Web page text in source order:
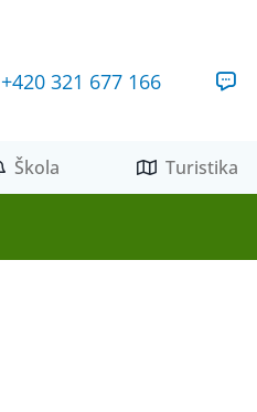
+420 321 677 166
Škola Turistika